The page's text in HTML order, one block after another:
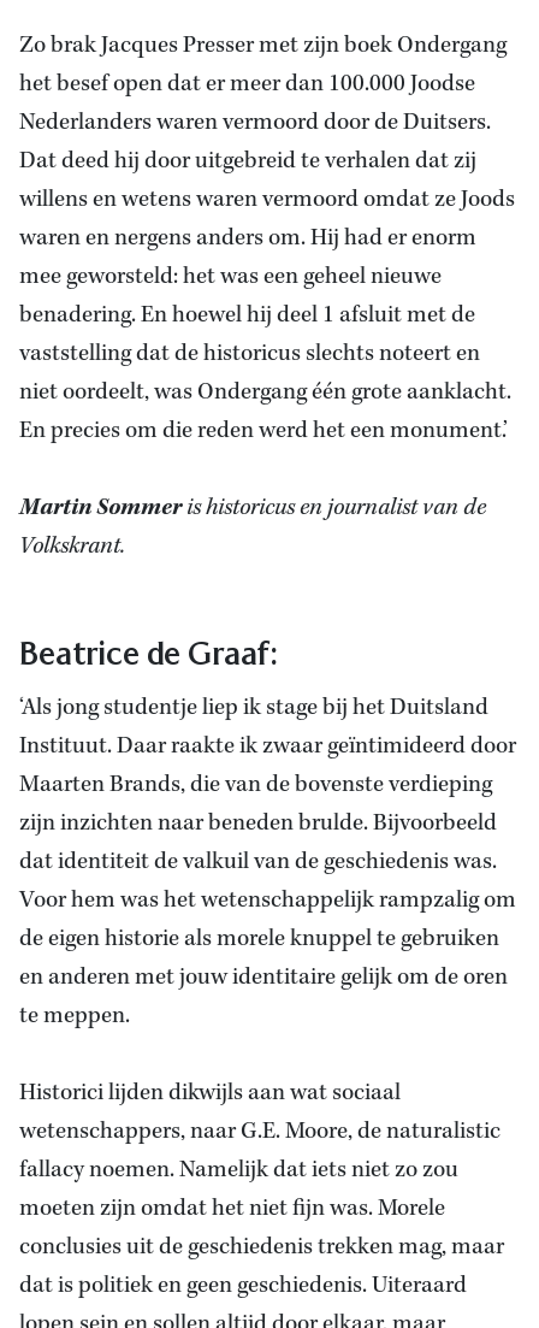
Zo brak Jacques Presser met zijn boek Ondergang
het besef open dat er meer dan 100.000 Joodse
Nederlanders waren vermoord door de Duitsers.
Dat deed hij door uitgebreid te verhalen dat zij
willens en wetens waren vermoord omdat ze Joods
waren en nergens anders om. Hij had er enorm
mee geworsteld: het was een geheel nieuwe
benadering. En hoewel hij deel 1 afsluit met de
vaststelling dat de historicus slechts noteert en
niet oordeelt, was Ondergang één grote aanklacht.
En precies om die reden werd het een monument.’
Martin Sommeris historicus en journalist van de
Volkskrant.
Beatrice de Graaf:
‘Als jong studentje liep ik stage bij het Duitsland
Instituut. Daar raakte ik zwaar geïntimideerd door
Maarten Brands, die van de bovenste verdieping
zijn inzichten naar beneden brulde. Bijvoorbeeld
dat identiteit de valkuil van de geschiedenis was.
Voor hem was het wetenschappelijk rampzalig om
de eigen historie als morele knuppel te gebruiken
en anderen met jouw identitaire gelijk om de oren
te meppen.
Historici lijden dikwijls aan wat sociaal
wetenschappers, naar G.E. Moore, de naturalistic
fallacy noemen. Namelijk dat iets niet zo zou
moeten zijn omdat het niet fijn was. Morele
conclusies uit de geschiedenis trekken mag, maar
dat is politiek en geen geschiedenis. Uiteraard